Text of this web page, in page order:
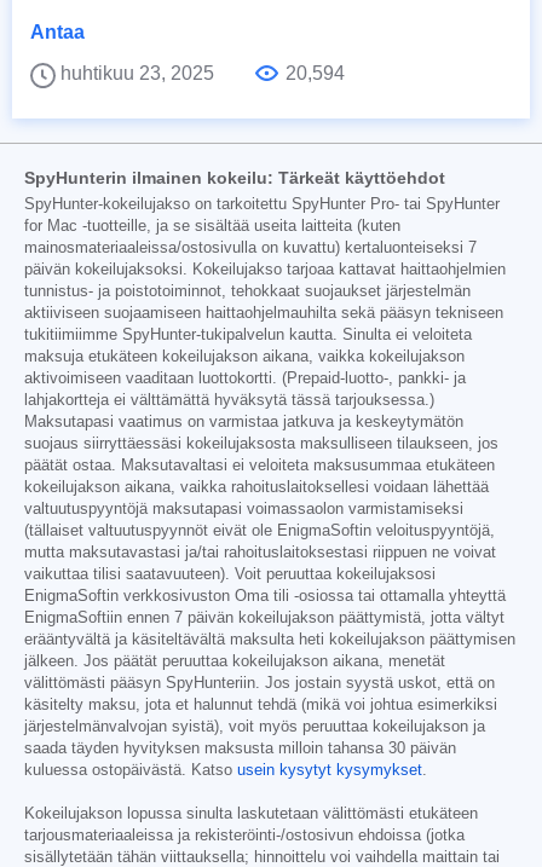
Antaa
huhtikuu 23, 2025
20,594
SpyHunterin ilmainen kokeilu: Tärkeät käyttöehdot
SpyHunter-kokeilujakso on tarkoitettu SpyHunter Pro- tai SpyHunter
for Mac -tuotteille, ja se sisältää useita laitteita (kuten
mainosmateriaaleissa/ostosivulla on kuvattu) kertaluonteiseksi 7
päivän kokeilujaksoksi. Kokeilujakso tarjoaa kattavat haittaohjelmien
tunnistus- ja poistotoiminnot, tehokkaat suojaukset järjestelmän
aktiiviseen suojaamiseen haittaohjelmauhilta sekä pääsyn tekniseen
tukitiimiimme SpyHunter-tukipalvelun kautta. Sinulta ei veloiteta
maksuja etukäteen kokeilujakson aikana, vaikka kokeilujakson
aktivoimiseen vaaditaan luottokortti. (Prepaid-luotto-, pankki- ja
lahjakortteja ei välttämättä hyväksytä tässä tarjouksessa.)
Maksutapasi vaatimus on varmistaa jatkuva ja keskeytymätön
suojaus siirryttäessäsi kokeilujaksosta maksulliseen tilaukseen, jos
päätät ostaa. Maksutavaltasi ei veloiteta maksusummaa etukäteen
kokeilujakson aikana, vaikka rahoituslaitoksellesi voidaan lähettää
valtuutuspyyntöjä maksutapasi voimassaolon varmistamiseksi
(tällaiset valtuutuspyynnöt eivät ole EnigmaSoftin veloituspyyntöjä,
mutta maksutavastasi ja/tai rahoituslaitoksestasi riippuen ne voivat
vaikuttaa tilisi saatavuuteen). Voit peruuttaa kokeilujaksosi
EnigmaSoftin verkkosivuston Oma tili -osiossa tai ottamalla yhteyttä
EnigmaSoftiin ennen 7 päivän kokeilujakson päättymistä, jotta vältyt
erääntyvältä ja käsiteltävältä maksulta heti kokeilujakson päättymisen
jälkeen. Jos päätät peruuttaa kokeilujakson aikana, menetät
välittömästi pääsyn SpyHunteriin. Jos jostain syystä uskot, että on
käsitelty maksu, jota et halunnut tehdä (mikä voi johtua esimerkiksi
järjestelmänvalvojan syistä), voit myös peruuttaa kokeilujakson ja
saada täyden hyvityksen maksusta milloin tahansa 30 päivän
kuluessa ostopäivästä. Katso usein kysytyt kysymykset
Kokeilujakson lopussa sinulta laskutetaan välittömästi etukäteen
tarjousmateriaaleissa ja rekisteröinti-/ostosivun ehdoissa (jotka
sisällytetään tähän viittauksella; hinnoittelu voi vaihdella maittain tai